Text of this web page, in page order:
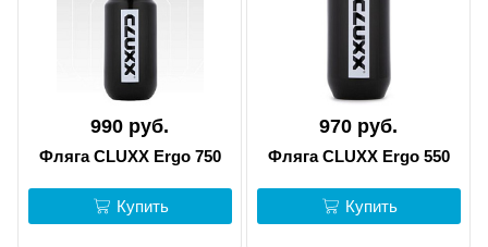
990 руб.
Фляга CLUXX Ergo 750
Купить
970 руб.
Фляга CLUXX Ergo 550
Купить